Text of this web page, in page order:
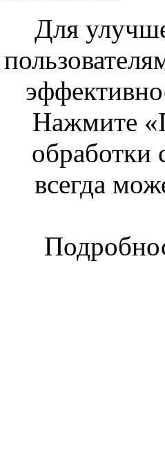
Для
Нажмите
всегда